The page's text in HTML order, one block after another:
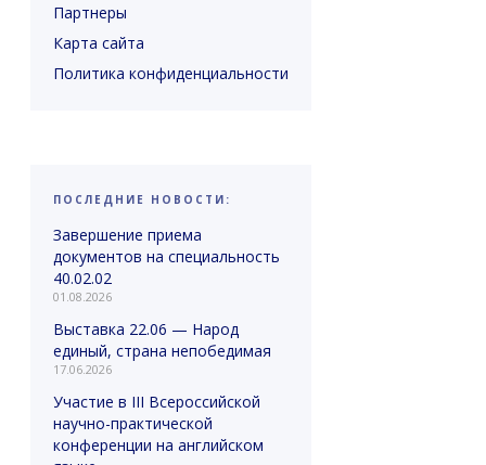
Партнеры
Карта сайта
Политика конфиденциальности
ПОСЛЕДНИЕ НОВОСТИ:
Завершение приема
документов на специальность
40.02.02
01.08.2026
Выставка 22.06 — Народ
единый, страна непобедимая
17.06.2026
Участие в III Всероссийской
научно-практической
конференции на английском